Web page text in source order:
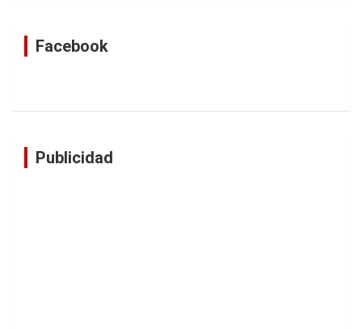
Facebook
Publicidad